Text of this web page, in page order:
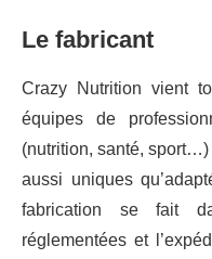
Le fabricant
Crazy Nutrition vient
équipes de
(nutrition, santé, sport…)
aussi uniques
fabrication se fait
réglementées et